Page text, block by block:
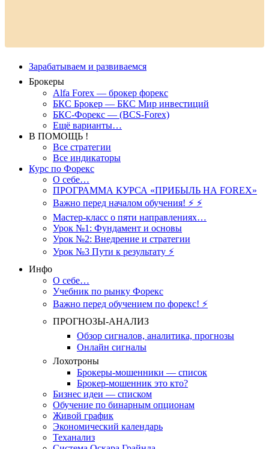
Зарабатываем и развиваемся
Брокеры
Alfa Forex — брокер форекс
БКС Брокер — БКС Мир инвестиций
БКС-Форекс — (BCS-Forex)
Ещё варианты…
В ПОМОЩЬ !
Все стратегии
Все индикаторы
Курс по Форекс
О себе…
ПРОГРАММА КУРСА «ПРИБЫЛЬ НА FOREX»
Важно перед началом обучения! ⚡ ⚡
Мастер-класс о пяти направлениях…
Урок №1: Фундамент и основы
Урок №2: Внедрение и стратегии
Урок №3 Пути к результату ⚡️
Инфо
О себе…
Учебник по рынку Форекс
Важно перед обучением по форекс! ⚡
ПРОГНОЗЫ-АНАЛИЗ
Обзор сигналов, аналитика, прогнозы
Онлайн сигналы
Лохотроны
Брокеры-мошенники — список
Брокер-мошенник это кто?
Бизнес идеи — списком
Обучение по бинарным опционам
Живой график
Экономический календарь
Теханализ